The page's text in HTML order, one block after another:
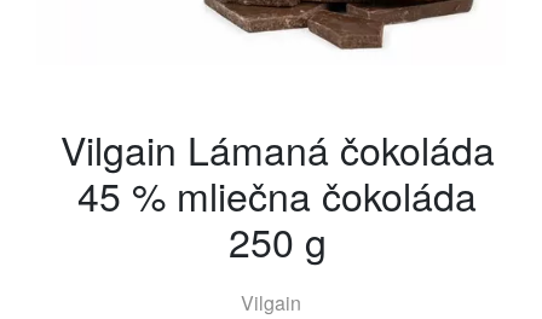
Vilgain Lámaná čokoláda
45 % mliečna čokoláda
250 g
Vilgain